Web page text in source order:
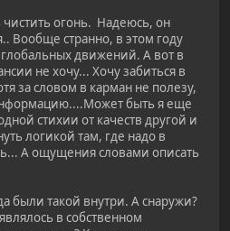
огонь. Надеюсь, он
Вообще странно, в этом году
движений. А вот в
не хочу... Хочу забиться в
за словом в карман не полезу,
быть я еще
стихии от качеств другой и
логикой там, где надо в
А ощущения словами описать
были такой внутри. А снаружи?
в собственном